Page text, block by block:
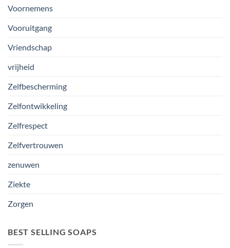
Voornemens
Vooruitgang
Vriendschap
vrijheid
Zelfbescherming
Zelfontwikkeling
Zelfrespect
Zelfvertrouwen
zenuwen
Ziekte
Zorgen
BEST SELLING SOAPS